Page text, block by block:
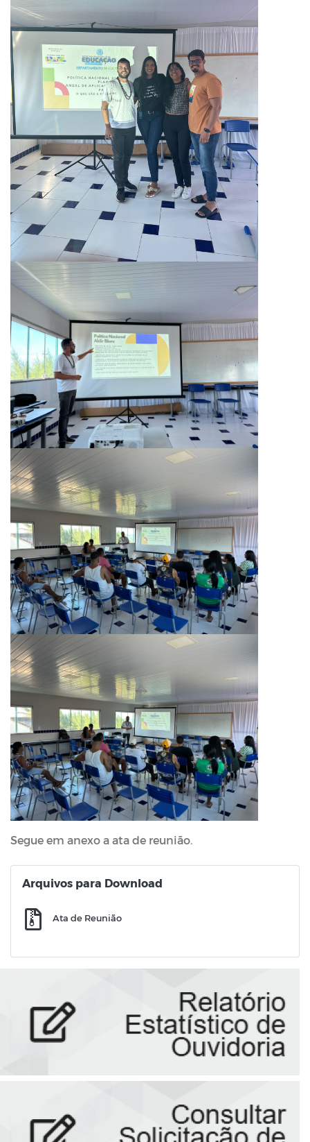
Segue em anexo a ata de reunião.
Arquivos para Download
Ata de Reunião